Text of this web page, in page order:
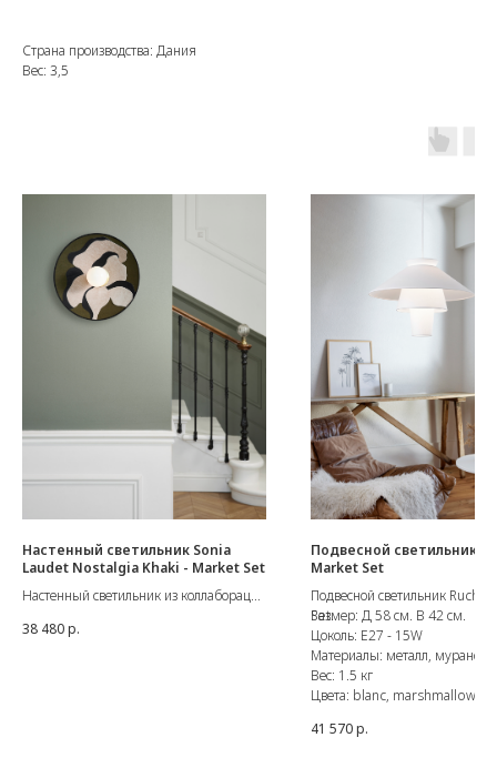
Страна производства: Дания
Вес: 3,5
Настенный светильник Sonia
Laudet Nostalgia Khaki - Market Set
Настенный светильник из коллаборации
дизайнера Sonia Laudet.
38 480р.
Подвесной светильник
Market Set
Подвесной светильник Ruche
Set.
Размер: Д 58 см. В 42 см.
Цоколь: E27 - 15W
Материалы: металл,
Вес: 1.5 кг
Цвета: blanc, marshmallow,
41 570р.